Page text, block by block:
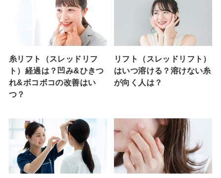
糸リフト（スレッドリフ
ト）経過は？凹み&ひきつ
れ&ボコボコの改善はい
つ？
リフト（スレッドリフト）
はいつ溶ける？溶けない糸
が向く人は？